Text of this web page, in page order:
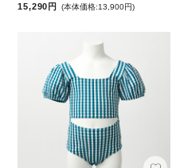
15,290円 (本体価格:13,900円)